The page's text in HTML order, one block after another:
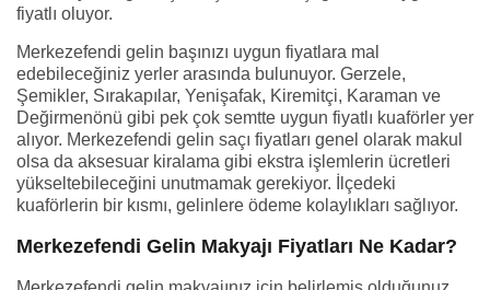
fiyatlı oluyor.
Merkezefendi gelin başınızı uygun fiyatlara mal
edebileceğiniz yerler arasında bulunuyor. Gerzele,
Şemikler, Sırakapılar, Yenişafak, Kiremitçi, Karaman ve
Değirmenönü gibi pek çok semtte uygun fiyatlı kuaförler yer
alıyor. Merkezefendi gelin saçı fiyatları genel olarak makul
olsa da aksesuar kiralama gibi ekstra işlemlerin ücretleri
yükseltebileceğini unutmamak gerekiyor. İlçedeki
kuaförlerin bir kısmı, gelinlere ödeme kolaylıkları sağlıyor.
Merkezefendi Gelin Makyajı Fiyatları Ne Kadar?